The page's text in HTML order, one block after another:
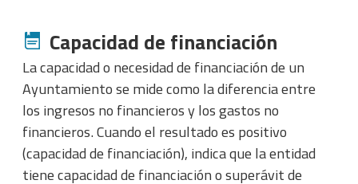
Capacidad de financiación
La capacidad o necesidad de financiación de un
Ayuntamiento se mide como la diferencia entre
los ingresos no financieros y los gastos no
financieros. Cuando el resultado es positivo
(capacidad de financiación), indica que la entidad
tiene capacidad de financiación o superávit de